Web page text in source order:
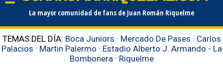
La mayor comunidad de fans de Juan Román Riquelme
TEMAS DEL DÍA: Boca Juniors · Mercado De Pases · Carlos
Palacios · Martin Palermo · Estadio Alberto J. Armando - La
Bombonera · Riquelme